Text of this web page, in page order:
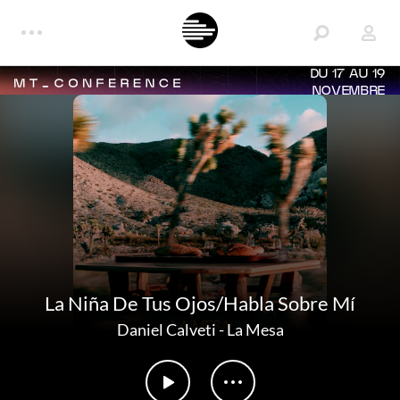
DU 17 AU 19
NOVEMBRE
La Niña De Tus Ojos/Habla Sobre Mí
Daniel Calveti-La Mesa